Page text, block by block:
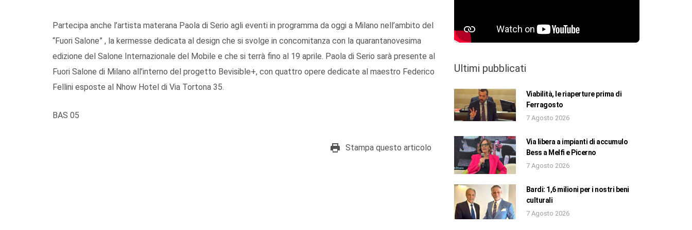
Partecipa anche l’artista materana Paola di Serio agli eventi in programma da oggi a Milano nell’ambito del
“Fuori Salone” , la kermesse dedicata al design che si svolge in concomitanza con la quarantanovesima
edizione del Salone Internazionale del Mobile e che si terrà fino al 19 aprile. Paola di Serio sarà presente al
Fuori Salone di Milano all’interno del progetto Bevisible+, con quattro opere dedicate al maestro Federico
Fellini esposte al Nhow Hotel di Via Tortona 35.
BAS 05
Stampa questo articolo
Ultimi pubblicati
Viabilità, le riaperture prima di
Ferragosto
7 Agosto 2026
Via libera a impianti di accumulo
Bess a Melfi e Picerno
7 Agosto 2026
Bardi: 1,6 milioni per i nostri beni
culturali
7 Agosto 2026